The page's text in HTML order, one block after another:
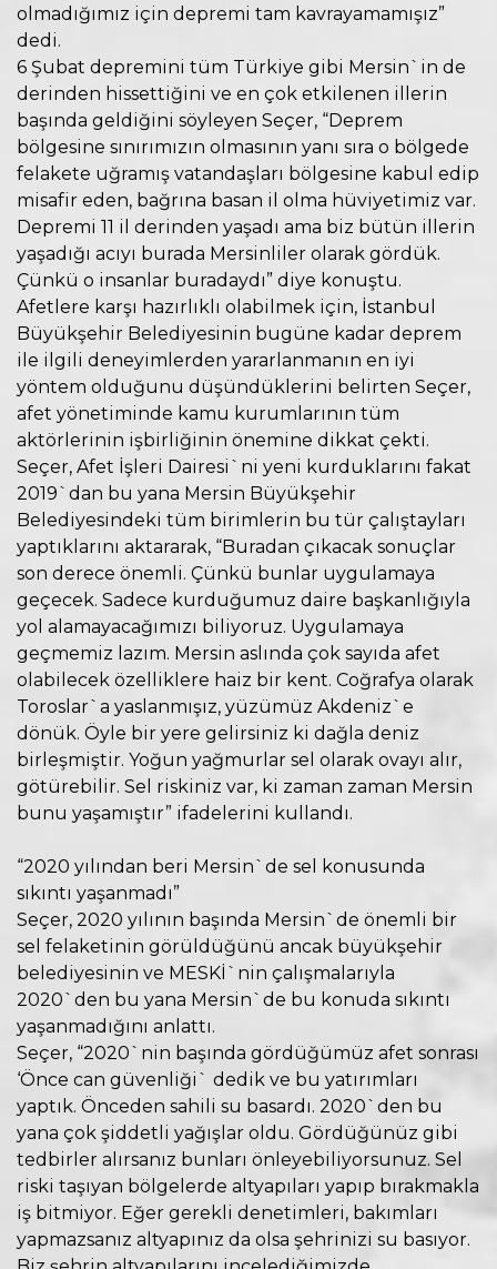
olmadığımız için depremi tam kavrayamamışız”
dedi.
6 Şubat depremini tüm Türkiye gibi Mersin`in de
derinden hissettiğini ve en çok etkilenen illerin
başında geldiğini söyleyen Seçer, “Deprem
bölgesine sınırımızın olmasının yanı sıra o bölgede
felakete uğramış vatandaşları bölgesine kabul edip
misafir eden, bağrına basan il olma hüviyetimiz var.
Depremi 11 il derinden yaşadı ama biz bütün illerin
yaşadığı acıyı burada Mersinliler olarak gördük.
Çünkü o insanlar buradaydı” diye konuştu.
Afetlere karşı hazırlıklı olabilmek için, İstanbul
Büyükşehir Belediyesinin bugüne kadar deprem
ile ilgili deneyimlerden yararlanmanın en iyi
yöntem olduğunu düşündüklerini belirten Seçer,
afet yönetiminde kamu kurumlarının tüm
aktörlerinin işbirliğinin önemine dikkat çekti.
Seçer, Afet İşleri Dairesi`ni yeni kurduklarını fakat
2019`dan bu yana Mersin Büyükşehir
Belediyesindeki tüm birimlerin bu tür çalıştayları
yaptıklarını aktararak, “Buradan çıkacak sonuçlar
son derece önemli. Çünkü bunlar uygulamaya
geçecek. Sadece kurduğumuz daire başkanlığıyla
yol alamayacağımızı biliyoruz. Uygulamaya
geçmemiz lazım. Mersin aslında çok sayıda afet
olabilecek özelliklere haiz bir kent. Coğrafya olarak
Toroslar`a yaslanmışız, yüzümüz Akdeniz`e
dönük. Öyle bir yere gelirsiniz ki dağla deniz
birleşmiştir. Yoğun yağmurlar sel olarak ovayı alır,
götürebilir. Sel riskiniz var, ki zaman zaman Mersin
bunu yaşamıştır” ifadelerini kullandı.
“2020 yılından beri Mersin`de sel konusunda
sıkıntı yaşanmadı”
Seçer, 2020 yılının başında Mersin`de önemli bir
sel felaketinin görüldüğünü ancak büyükşehir
belediyesinin ve MESKİ`nin çalışmalarıyla
2020`den bu yana Mersin`de bu konuda sıkıntı
yaşanmadığını anlattı.
Seçer, “2020`nin başında gördüğümüz afet sonrası
‘Önce can güvenliği` dedik ve bu yatırımları
yaptık. Önceden sahili su basardı. 2020`den bu
yana çok şiddetli yağışlar oldu. Gördüğünüz gibi
tedbirler alırsanız bunları önleyebiliyorsunuz. Sel
riski taşıyan bölgelerde altyapıları yapıp bırakmakla
iş bitmiyor. Eğer gerekli denetimleri, bakımları
yapmazsanız altyapınız da olsa şehrinizi su basıyor.